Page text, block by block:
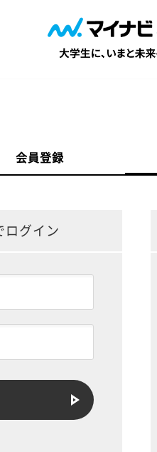
会員登録
ログイン